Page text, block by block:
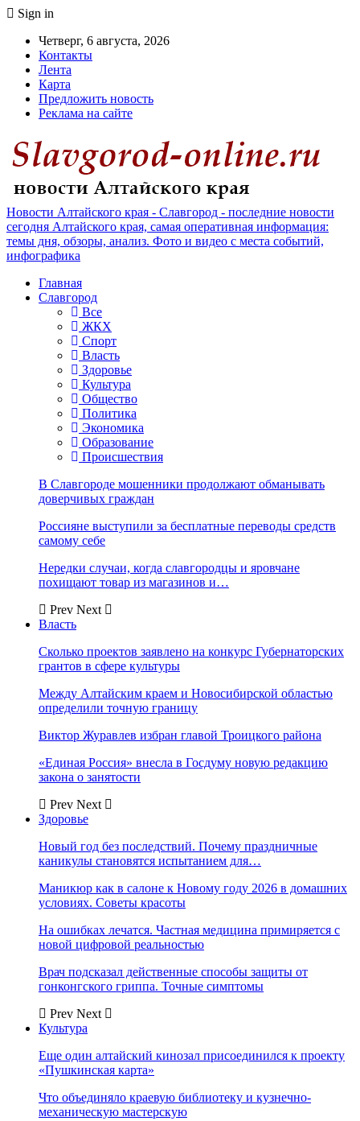
Sign in
Четверг, 6 августа, 2026
Контакты
Лента
Карта
Предложить новость
Реклама на сайте
Новости Алтайского края - Славгород - последние новости
сегодня Алтайского края, самая оперативная информация:
темы дня, обзоры, анализ. Фото и видео с места событий,
инфографика
Главная
Славгород
Все
ЖКХ
Спорт
Власть
Здоровье
Культура
Общество
Политика
Экономика
Образование
Происшествия
В Славгороде мошенники продолжают обманывать
доверчивых граждан
Россияне выступили за бесплатные переводы средств
самому себе
Нередки случаи, когда славгородцы и яровчане
похищают товар из магазинов и…
Prev Next
Власть
Сколько проектов заявлено на конкурс Губернаторских
грантов в сфере культуры
Между Алтайским краем и Новосибирской областью
определили точную границу
Виктор Журавлев избран главой Троицкого района
«Единая Россия» внесла в Госдуму новую редакцию
закона о занятости
Prev Next
Здоровье
Новый год без последствий. Почему праздничные
каникулы становятся испытанием для…
Маникюр как в салоне к Новому году 2026 в домашних
условиях. Советы красоты
На ошибках лечатся. Частная медицина примиряется с
новой цифровой реальностью
Врач подсказал действенные способы защиты от
гонконгского гриппа. Точные симптомы
Prev Next
Культура
Еще один алтайский кинозал присоединился к проекту
«Пушкинская карта»
Что объединяло краевую библиотеку и кузнечно-
механическую мастерскую